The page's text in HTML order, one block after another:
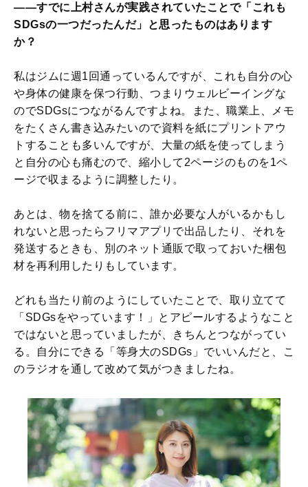
――すでに上村さんが実践されていたことで「これも
SDGsの一つだったんだ」と思ったものはあります
か？
私はジムに週1回通っているんですが、これも自分の心
や身体の健康を保つ行動、つまりウェルビーイングな
のでSDGsにつながるんですよね。また、職業上、メモ
をたくさん書き込みたいので資料を紙にプリントアウ
トすることも多いんですが、大量の紙を使ってしまう
と自分の心も痛むので、縮小して2ページのものを1ペ
ージで収まるように調整したり。
あとは、物を捨てる前に、誰か必要な人がいるかもし
れないと思ったらフリマアプリで出品したり、それを
発送するときも、別のネット通販で取っておいた梱包
材を再利用したりもしています。
どれも当たり前のようにしていたことで、取り立てて
「SDGsをやっています！」とアピールするようなこと
ではないと思っていましたが、きちんとつながってい
る。自分にできる「等身大のSDGs」でいいんだと、こ
のラジオを通して改めて気がつきましたね。